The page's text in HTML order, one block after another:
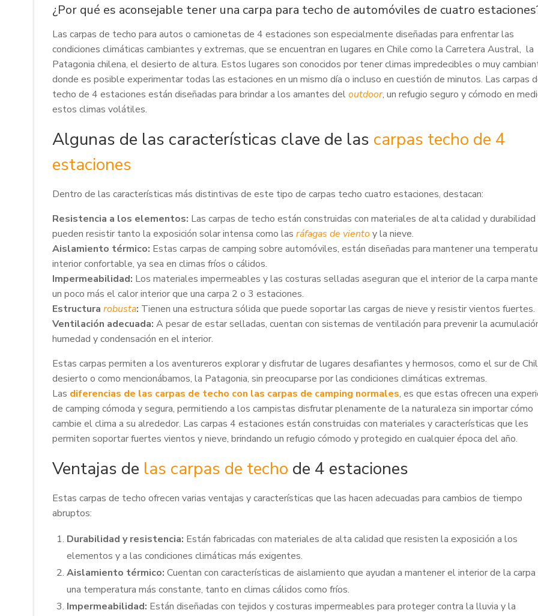
¿Por qué es aconsejable tener una carpa para techo de automóviles de cuatro
Las carpas de techo para autos o camionetas de 4 estaciones son especialmente diseñadas para enfrentar las
condiciones climáticas cambiantes y extremas, que se encuentran en lugares en Chile como la Carretera Austral, la
Patagonia chilena, el desierto de altura. Estos lugares son conocidos por tener climas impredecibles o muy
donde es posible experimentar todas las estaciones en un mismo día o incluso en cuestión de minutos. Las carpas
techo de 4 estaciones están diseñadas para brindar a los amantes deloutdoor, un refugio seguro y cómodo en
estos climas volátiles.
Algunas de las características clave de las carpas techo de 4
estaciones
Dentro de las características más distintivas de este tipo de carpas techo cuatro estaciones, destacan:
Resistencia a los elementos: Las carpas de techo están construidas con materiales de alta calidad y durabilidad
pueden resistir tanto la exposición solar intensa como las ráfagas de vientoy la nieve.
Aislamiento térmico: Estas carpas de camping sobre automóviles, están diseñadas para mantener una
interior confortable, ya sea en climas fríos o cálidos.
Impermeabilidad: Los materiales impermeables y las costuras selladas aseguran que el interior de la carpa
un poco más el calor interior que una carpa 2 o 3 estaciones.
Estructura robusta: Tienen una estructura sólida que puede soportar las cargas de nieve y resistir vientos fuertes.
Ventilación adecuada: A pesar de estar selladas, cuentan con sistemas de ventilación para prevenir la
humedad y condensación en el interior.
Estas carpas permiten a los aventureros explorar y disfrutar de lugares desafiantes y hermosos, como el sur de
desierto o como mencionábamos, la Patagonia, sin preocuparse por las condiciones climáticas extremas.
Las diferencias de las carpas de techo con las carpas de camping normales, es que estas ofrecen una
de camping cómoda y segura, permitiendo a los campistas disfrutar plenamente de la naturaleza sin importar cómo
cambie el clima a su alrededor. Las carpas 4 estaciones están construidas con materiales y características que les
permiten soportar fuertes vientos y nieve, brindando un refugio cómodo y protegido en cualquier época del año.
Ventajas de las carpas de techo de 4 estaciones
Estas carpas de techo ofrecen varias ventajas y características que las hacen adecuadas para cambios de tiempo
abruptos:
Durabilidad y resistencia: Están fabricadas con materiales de alta calidad que resisten la exposición a los
elementos y a las condiciones climáticas más exigentes.
Aislamiento térmico: Cuentan con características de aislamiento que ayudan a mantener el interior de la carpa
una temperatura más constante, tanto en climas cálidos como fríos.
Impermeabilidad: Están diseñadas con tejidos y costuras impermeables para proteger contra la lluvia y la